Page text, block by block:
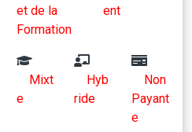
et de la
Formation
ent
Mixt
e
Hyb
ride
Non
Payant
e